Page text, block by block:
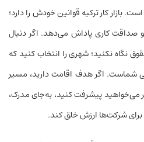
بازار کار ترکیه قوانین خودش را دارد؛
کاری پاداش می‌دهد. اگر دنبال
نگاه نکنید؛ شهری را انتخاب کنید که
شماست. اگر هدف اقامت دارید، مسیر
می‌خواهید پیشرفت کنید، به‌جای مدرک،
برای شرکت‌ها ارزش خلق کند.